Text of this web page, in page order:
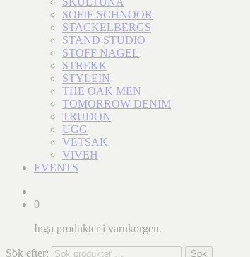
SOFIE SCHNOOR
STACKELBERGS
STAND STUDIO
STOFF NAGEL
STREKK
STYLEIN
THE OAK MEN
TOMORROW DENIM
TRUDON
UGG
VETSAK
VIVEH
EVENTS
0
Inga produkter i varukorgen.
Sök efter: Sök